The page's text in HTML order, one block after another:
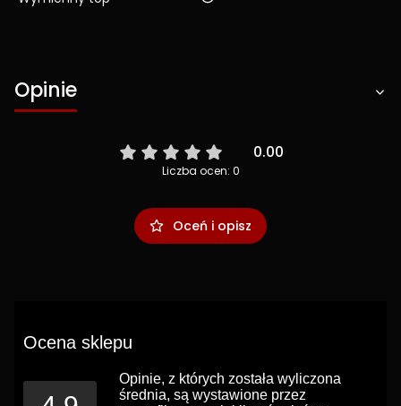
Opinie
0.00
Liczba ocen: 0
Oceń i opisz
Ocena sklepu
Opinie, z których została wyliczona
średnia, są wystawione przez